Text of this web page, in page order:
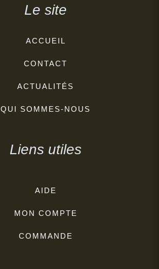
Le site
ACCUEIL
CONTACT
ACTUALITÉS
QUI SOMMES-NOUS
Liens utiles
AIDE
MON COMPTE
COMMANDE